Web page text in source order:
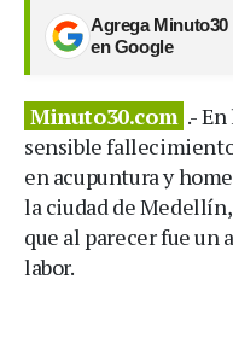
Agrega
en Google
Minuto30.com .-
sensible
en acupuntura y
la ciudad de
que al parecer fue un
labor.